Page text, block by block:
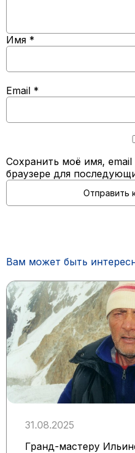
Имя *
Email *
Сохранить моё имя,
браузере для
Вам может быть
31.08.2025
Гранд-мастеру